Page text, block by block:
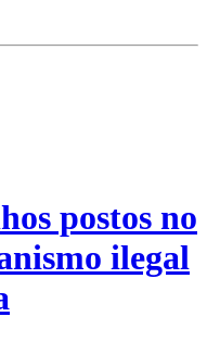
postos no
ilegal